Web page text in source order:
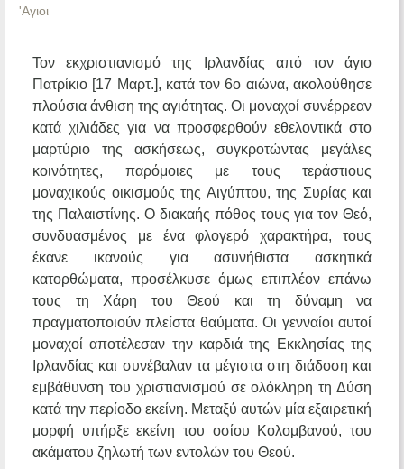
'Αγιοι
Τον εκχριστιανισμό της Ιρλανδίας από τον άγιο
Πατρίκιο [17 Μαρτ.], κατά τον 6ο αιώνα, ακολούθησε
πλούσια άνθιση της αγιότητας. Οι μοναχοί συνέρρεαν
κατά χιλιάδες για να προσφερθούν εθελοντικά στο
μαρτύριο της ασκήσεως, συγκροτώντας μεγάλες
κοινότητες, παρόμοιες με τους τεράστιους
μοναχικούς οικισμούς της Αιγύπτου, της Συρίας και
της Παλαιστίνης. Ο διακαής πόθος τους για τον Θεό,
συνδυασμένος με ένα φλογερό χαρακτήρα, τους
έκανε ικανούς για ασυνήθιστα ασκητικά
κατορθώματα, προσέλκυσε όμως επιπλέον επάνω
τους τη Χάρη του Θεού και τη δύναμη να
πραγματοποιούν πλείστα θαύματα. Οι γενναίοι αυτοί
μοναχοί αποτέλεσαν την καρδιά της Εκκλησίας της
Ιρλανδίας και συνέβαλαν τα μέγιστα στη διάδοση και
εμβάθυνση του χριστιανισμού σε ολόκληρη τη Δύση
κατά την περίοδο εκείνη. Μεταξύ αυτών μία εξαιρετική
μορφή υπήρξε εκείνη του οσίου Κολομβανού, του
ακάματου ζηλωτή των εντολών του Θεού.